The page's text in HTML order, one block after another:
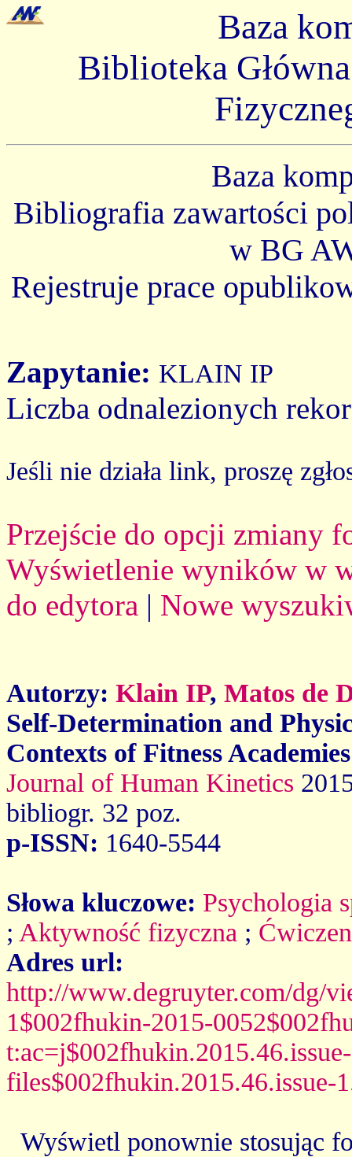
Baza
Biblioteka
Baza
Bibliografia zawartości
w BG
Rejestruje prace
Zapytanie: KLAIN IP
Liczba odnalezionych
Jeśli nie działa link, proszę
Przejście do opcji zmiany
Wyświetlenie wyników w
do edytora | Nowe
Autorzy: Klain IP, Matos de
Self-Determination and
Contexts of Fitness
Journal of Human Kinetics
bibliogr. 32 poz.
p-ISSN: 1640-5544
Słowa kluczowe: Psychologia
; Aktywność fizyczna ;
Adres url:
http://www.degruyter.com/dg/
1$002fhukin-2015-
files$002fhukin.2015.46.issue-
Wyświetl ponownie stosując